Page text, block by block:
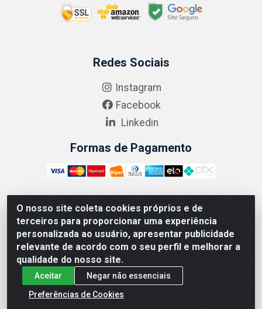
O nosso site coleta cookies próprios e de
terceiros para proporcionar uma experiência
personalizada ao usuário, apresentar publicidade
relevante de acordo com o seu perfil e melhorar a
qualidade do nosso site.
Aceitar
Negar não essenciais
Preferências de Cookies
Redes Sociais
Instagram
Facebook
Linkedin
Formas de Pagamento
ABRASEG COMÉRCIO ATACADISTA LTDA - CNPJ:
10.894.768/0001-00 - Avenida Lobo Júnior, 1045 -
Penha Circular - Rio de Janeiro - RJ - CEP 21020-124